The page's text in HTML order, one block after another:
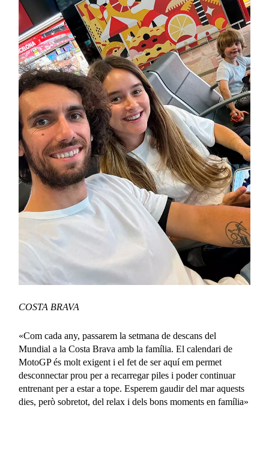
COSTA BRAVA
«Com cada any, passarem la setmana de descans del
Mundial a la Costa Brava amb la família. El calendari de
MotoGP és molt exigent i el fet de ser aquí em permet
desconnectar prou per a recarregar piles i poder continuar
entrenant per a estar a tope. Esperem gaudir del mar aquests
dies, però sobretot, del relax i dels bons moments en família»